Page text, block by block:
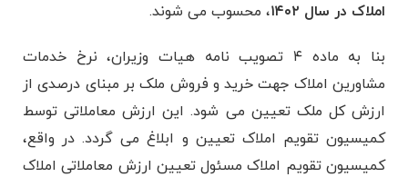
املاک در سال ۱۴۰۲
، محسوب می ‌شوند.
بنا به ماده ۴ تصویب ‌نامه هیات وزیران، نرخ خدمات
مشاورین املاک جهت خرید و فروش ملک بر مبنای درصدی از
ارزش کل ملک تعیین می‌ شود. این ارزش معاملاتی توسط
کمیسیون تقویم املاک تعیین و ابلاغ می گردد. در واقع،
کمیسیون تقویم املاک مسئول تعیین ارزش معاملاتی املاک